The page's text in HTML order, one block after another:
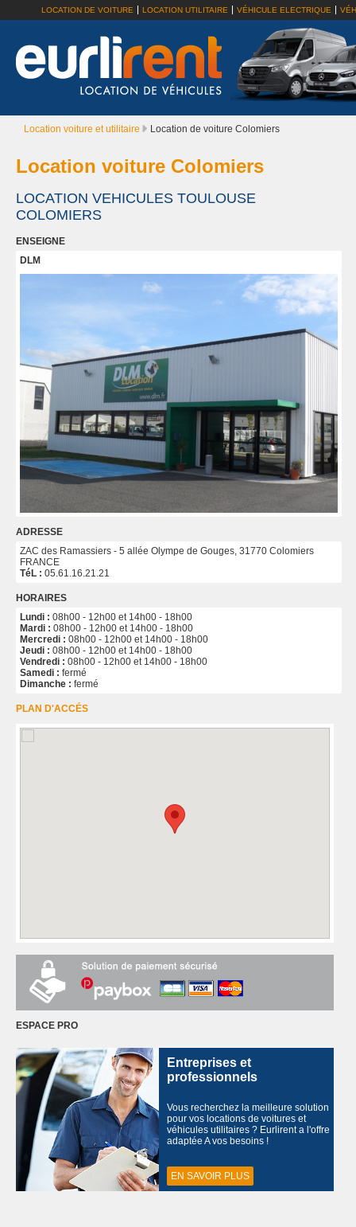
LOCATION DE VOITURE LOCATION UTILITAIRE VÉHICULE ELECTRIQUE
Location voiture et utilitaire Location de voiture Colomiers
Location voiture Colomiers
LOCATION VEHICULES TOULOUSE
COLOMIERS
ENSEIGNE
DLM
ADRESSE
ZAC des Ramassiers - 5 allée Olympe de Gouges, 31770 Colomiers
FRANCE
TéL : 05.61.16.21.21
HORAIRES
Lundi : 08h00 - 12h00 et 14h00 - 18h00
Mardi : 08h00 - 12h00 et 14h00 - 18h00
Mercredi : 08h00 - 12h00 et 14h00 - 18h00
Jeudi : 08h00 - 12h00 et 14h00 - 18h00
Vendredi : 08h00 - 12h00 et 14h00 - 18h00
Samedi : fermé
Dimanche : fermé
PLAN D'ACCÉS
ESPACE PRO
Entreprises et
professionnels
Vous recherchez la meilleure solution
pour vos locations de voitures et
véhicules utilitaires ? Eurlirent a l'offre
adaptée A vos besoins !
EN SAVOIR PLUS